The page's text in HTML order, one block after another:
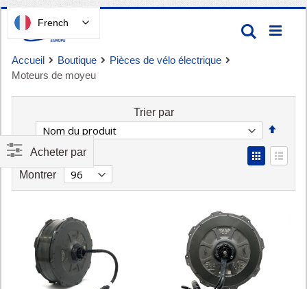
Passer
au
contenu
Panier
Accueil Boutique
Pièces de vélo électrique
Moteurs de moyeu
Trier par
Définir
View
as
Montrer
Acheter par
French